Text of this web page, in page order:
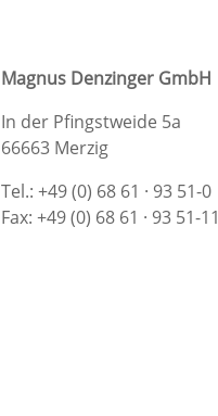
Magnus Denzinger GmbH
In der Pfingstweide 5a
66663 Merzig
Tel.: +49 (0) 68 61 · 93 51-0
Fax: +49 (0) 68 61 · 93 51-11